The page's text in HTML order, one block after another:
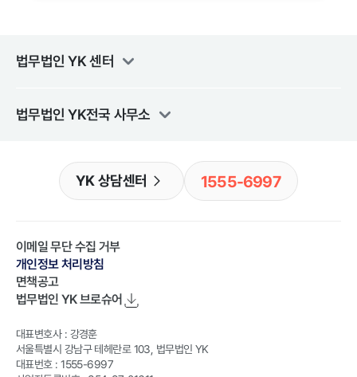
법무법인 YK센터
법무법인 YK전국 사무소
YK 상담센터 1555-6997
이메일 무단 수집 거부
개인정보 처리방침
면책공고
법무법인 YK브로슈어
대표변호사 : 강경훈
서울특별시 강남구 테헤란로 103, 법무법인 YK
대표번호 : 1555-6997